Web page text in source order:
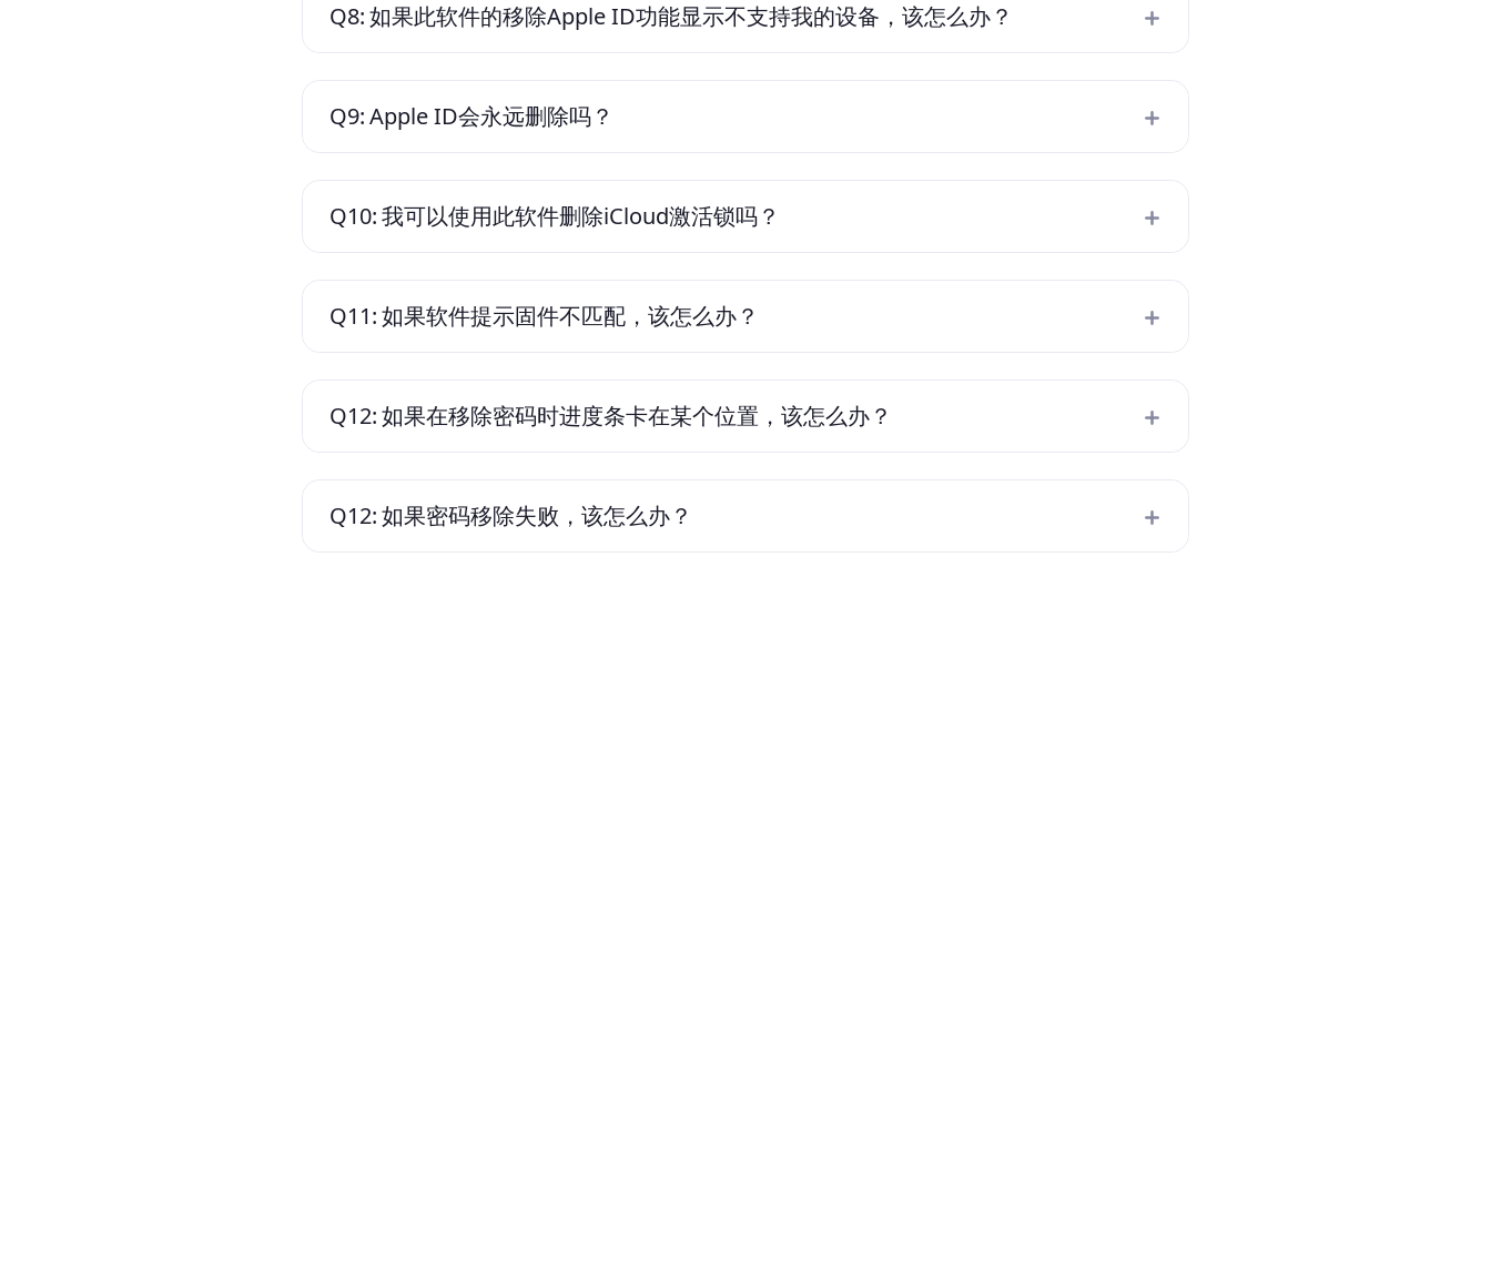
Q8:如果此软件的移除Apple ID功能显示不支持我的设备，该怎么办？
Q9:Apple ID会永远删除吗？
Q10:我可以使用此软件删除iCloud激活锁吗？
Q11:如果软件提示固件不匹配，该怎么办？
Q12:如果在移除密码时进度条卡在某个位置，该怎么办？
Q12:如果密码移除失败，该怎么办？